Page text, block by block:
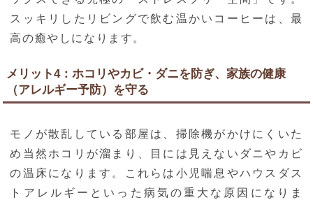
スッキリしたリビングで飲む温かいコーヒーは、最
高の癒やしになります。
メリット4：ホコリやカビ・ダニを防ぎ、家族の健康
（アレルギー予防）を守る
モノが散乱している部屋は、掃除機がかけにくいた
め当然ホコリが溜まり、目には見えないダニやカビ
の温床になります。これらは小児喘息やハウスダス
トアレルギーといった病気の重大な原因になりま